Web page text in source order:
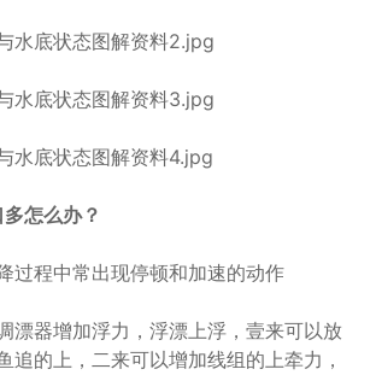
怎么办？
过程中常出现停顿和加速的动作
漂器增加浮力，浮漂上浮，壹来可以放
追的上，二来可以增加线组的上牵力，